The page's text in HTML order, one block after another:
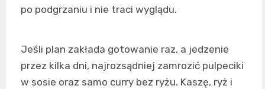
po podgrzaniu i nie traci wyglądu.
Jeśli plan zakłada gotowanie raz, a jedzenie
przez kilka dni, najrozsądniej zamrozić pulpeciki
w sosie oraz samo curry bez ryżu. Kaszę, ryż i